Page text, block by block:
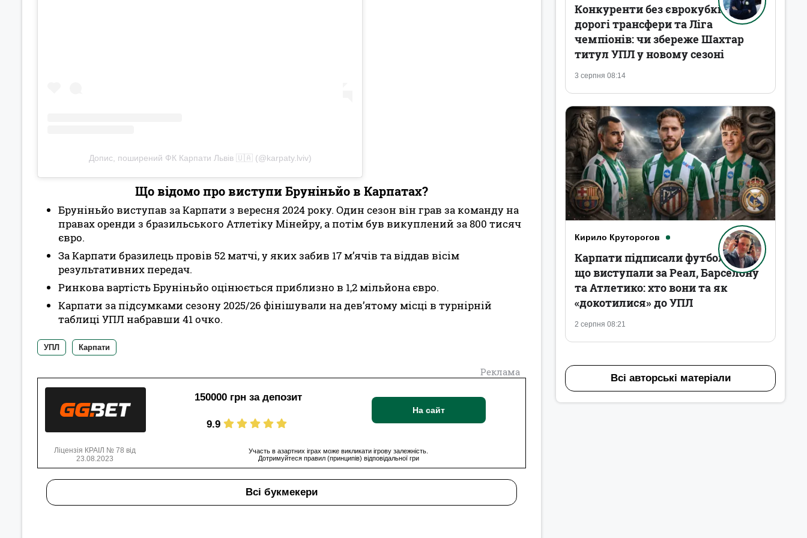
Допис, поширений ФК Карпати Львів 🇺🇦 (@karpaty.lviv)
Що відомо про виступи Бруніньйо в Карпатах?
Бруніньйо виступав за Карпати з вересня 2024 року. Один сезон він грав за команду на
правах оренди з бразильського Атлетіку Мінейру, а потім був викуплений за 800 тисяч
євро.
За Карпати бразилець провів 52 матчі, у яких забив 17 м’ячів та віддав вісім
результативних передач.
Ринкова вартість Бруніньйо оцінюється приблизно в 1,2 мільйона євро.
Карпати за підсумками сезону 2025/26 фінішували на дев’ятому місці в турнірній
таблиці УПЛ набравши 41 очко.
УПЛ Карпати
Реклама
150000 грн за депозит
9.9
На сайт
Ліцензія КРАІЛ № 78 від
23.08.2023
Участь в азартних іграх може викликати ігрову залежність.
Дотримуйтеся правил (принципів) відповідальної гри
Всі букмекери
3 серпня 08:14
Конкуренти без єврокубків,
дорогі трансфери та Ліга
чемпіонів: чи збереже Шахтар
титул УПЛ у новому сезоні
Кирило Круторогов
2 серпня 08:21
Карпати підписали футболістів,
що виступали за Реал, Барселону
та Атлетико: хто вони та як
«докотилися» до УПЛ
Всі авторські матеріали